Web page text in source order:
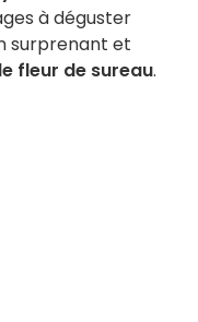
à déguster
surprenant et
fleur de sureau.